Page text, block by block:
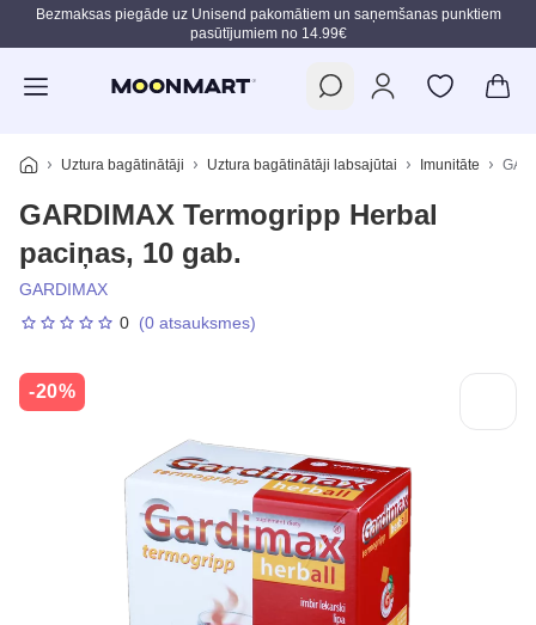
Pāriet uz galveno saturu
Bezmaksas piegāde uz Unisend pakomātiem un saņemšanas punktiem
pasūtījumiem no 14.99€
Uztura bagātinātāji Uztura bagātinātāji labsajūtai Imunitāte
GARDIMAX Termogripp Herbal
paciņas, 10 gab.
GARDIMAX
0 (0 atsauksmes)
-20%